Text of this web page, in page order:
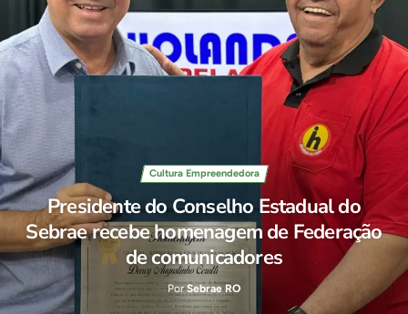
Cultura Empreendedora
Presidente do Conselho Estadual do
Sebrae recebe homenagem de Federação
de comunicadores
PorSebrae RO